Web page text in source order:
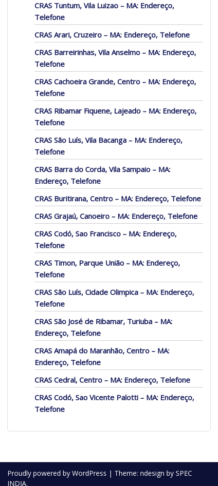
CRAS Tuntum, Vila Luizao – MA: Endereço,
Telefone
CRAS Arari, Cruzeiro – MA: Endereço, Telefone
CRAS Barreirinhas, Vila Anselmo – MA: Endereço,
Telefone
CRAS Cachoeira Grande, Centro – MA: Endereço,
Telefone
CRAS Ribamar Fiquene, Lajeado – MA: Endereço,
Telefone
CRAS São Luís, Vila Bacanga – MA: Endereço,
Telefone
CRAS Barra do Corda, Vila Sampaio – MA:
Endereço, Telefone
CRAS Buritirana, Centro – MA: Endereço, Telefone
CRAS Grajaú, Canoeiro – MA: Endereço, Telefone
CRAS Codó, Sao Francisco – MA: Endereço,
Telefone
CRAS Timon, Parque União – MA: Endereço,
Telefone
CRAS São Luís, Cidade Olimpica – MA: Endereço,
Telefone
CRAS São José de Ribamar, Turiuba – MA:
Endereço, Telefone
CRAS Amapá do Maranhão, Centro – MA:
Endereço, Telefone
CRAS Cedral, Centro – MA: Endereço, Telefone
CRAS Codó, Sao Vicente Palotti – MA: Endereço,
Telefone
Proudly powered by WordPress | Theme: ndesign by SPEC
INDIA.